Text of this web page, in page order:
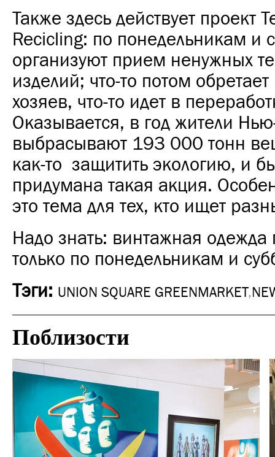
Также здесь действует проект
Recicling: по понедельникам и
организуют прием ненужных
изделий; что-то потом
хозяев, что-то идет в
Оказывается, в год жители
выбрасывают 193 000 тонн
как-то защитить экологию, и
придумана такая акция.
это тема для тех, кто ищет
Надо знать: винтажная одежда
только по понедельникам и
Тэги: UNION SQUARE GREENMARKET,
Поблизости